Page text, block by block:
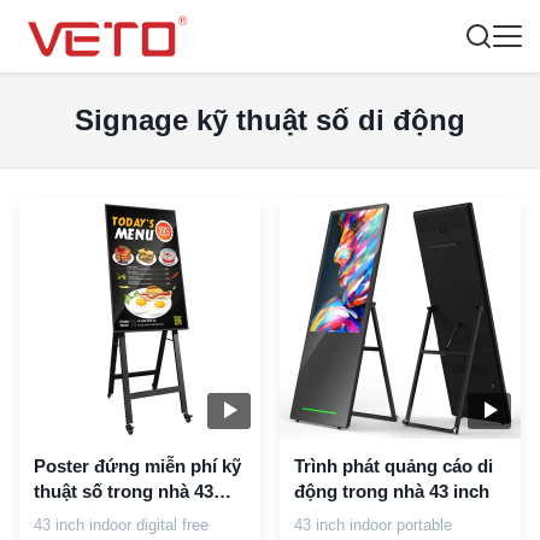
Signage kỹ thuật số di động
Poster đứng miễn phí kỹ
thuật số trong nhà 43
inch
43 inch indoor digital free
Trình phát quảng cáo di
động trong nhà 43 inch
43 inch indoor portable